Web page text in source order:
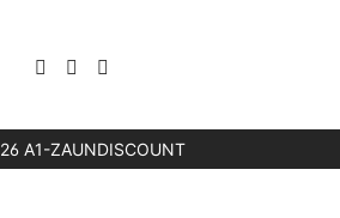
A1-ZAUNDISCOUNT